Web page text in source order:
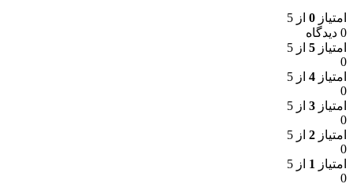
امتیاز 0 از 5
0 دیدگاه
امتیاز 5 از 5
0
امتیاز 4 از 5
0
امتیاز 3 از 5
0
امتیاز 2 از 5
0
امتیاز 1 از 5
0